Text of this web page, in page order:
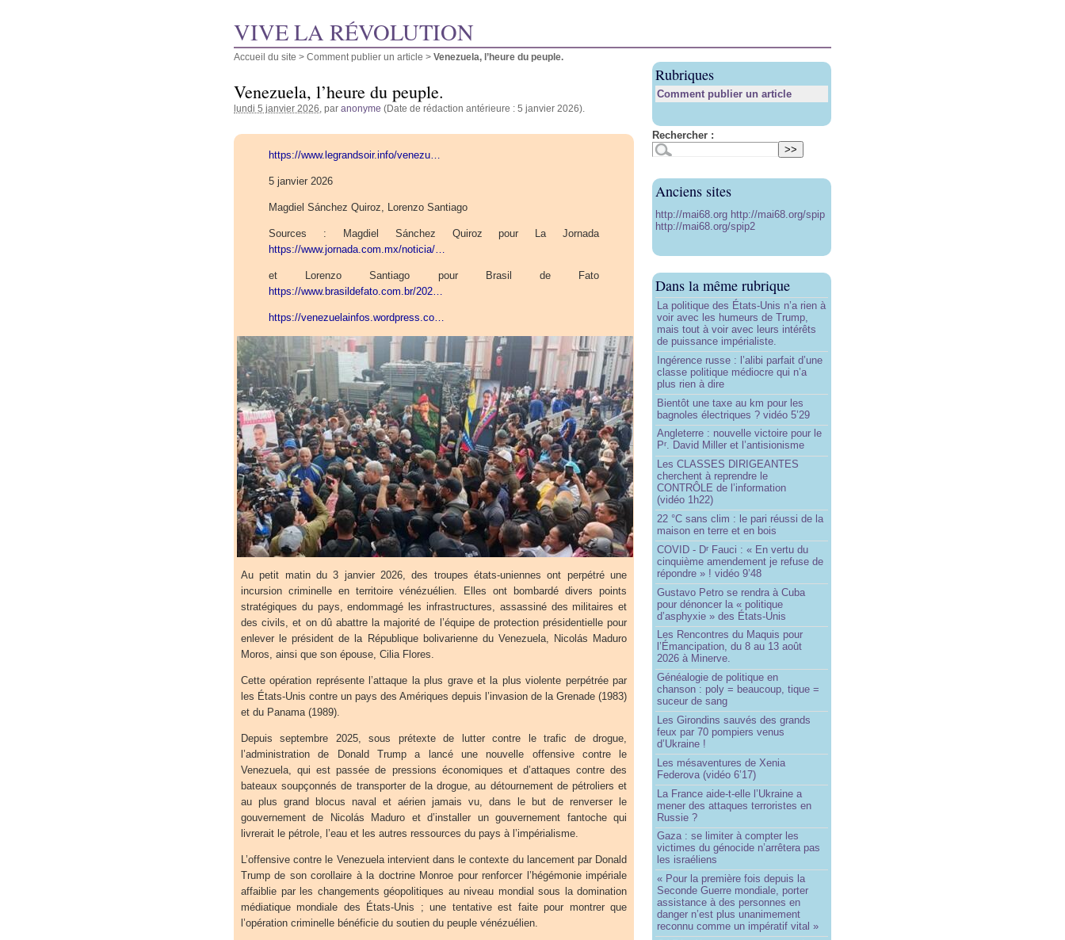
VIVE LA RÉVOLUTION
Accueil du site > Comment publier un article > Venezuela, l’heure du peuple.
Venezuela, l’heure du peuple.
lundi 5 janvier 2026 , par anonyme (Date de rédaction antérieure : 5 janvier 2026).
https://www.legrandsoir.info/venezu…
5 janvier 2026
Magdiel Sánchez Quiroz, Lorenzo Santiago
Sources : Magdiel Sánchez Quiroz pour La Jornada
https://www.jornada.com.mx/noticia/…
et Lorenzo Santiago pour Brasil de Fato
https://www.brasildefato.com.br/202…
https://venezuelainfos.wordpress.co…
Au petit matin du 3 janvier 2026, des troupes états-uniennes ont perpétré une
incursion criminelle en territoire vénézuélien. Elles ont bombardé divers points
stratégiques du pays, endommagé les infrastructures, assassiné des militaires et
des civils, et on dû abattre la majorité de l’équipe de protection présidentielle pour
enlever le président de la République bolivarienne du Venezuela, Nicolás Maduro
Moros, ainsi que son épouse, Cilia Flores.
Cette opération représente l’attaque la plus grave et la plus violente perpétrée par
les États-Unis contre un pays des Amériques depuis l’invasion de la Grenade (1983)
et du Panama (1989).
Depuis septembre 2025, sous prétexte de lutter contre le trafic de drogue,
l’administration de Donald Trump a lancé une nouvelle offensive contre le
Venezuela, qui est passée de pressions économiques et d’attaques contre des
bateaux soupçonnés de transporter de la drogue, au détournement de pétroliers et
au plus grand blocus naval et aérien jamais vu, dans le but de renverser le
gouvernement de Nicolás Maduro et d’installer un gouvernement fantoche qui
livrerait le pétrole, l’eau et les autres ressources du pays à l’impérialisme.
L’offensive contre le Venezuela intervient dans le contexte du lancement par Donald
Trump de son corollaire à la doctrine Monroe pour renforcer l’hégémonie impériale
affaiblie par les changements géopolitiques au niveau mondial sous la domination
médiatique mondiale des États-Unis ; une tentative est faite pour montrer que
l’opération criminelle bénéficie du soutien du peuple vénézuélien.
Rubriques
Comment publier un article
Rechercher :
Anciens sites
http://mai68.org http://mai68.org/spip
http://mai68.org/spip2
Dans la même rubrique
La politique des États-Unis n’a rien à
voir avec les humeurs de Trump,
mais tout à voir avec leurs intérêts
de puissance impérialiste.
Ingérence russe : l’alibi parfait d’une
classe politique médiocre qui n’a
plus rien à dire
Bientôt une taxe au km pour les
bagnoles électriques ? vidéo 5’29
Angleterre : nouvelle victoire pour le
Pr. David Miller et l’antisionisme
Les CLASSES DIRIGEANTES
cherchent à reprendre le
CONTRÔLE de l’information
(vidéo 1h22)
22 °C sans clim : le pari réussi de la
maison en terre et en bois
COVID - Dr Fauci : « En vertu du
cinquième amendement je refuse de
répondre » ! vidéo 9’48
Gustavo Petro se rendra à Cuba
pour dénoncer la « politique
d’asphyxie » des États-Unis
Les Rencontres du Maquis pour
l’Émancipation, du 8 au 13 août
2026 à Minerve.
Généalogie de politique en
chanson : poly = beaucoup, tique =
suceur de sang
Les Girondins sauvés des grands
feux par 70 pompiers venus
d’Ukraine !
Les mésaventures de Xenia
Federova (vidéo 6’17)
La France aide-t-elle l’Ukraine a
mener des attaques terroristes en
Russie ?
Gaza : se limiter à compter les
victimes du génocide n’arrêtera pas
les israéliens
« Pour la première fois depuis la
Seconde Guerre mondiale, porter
assistance à des personnes en
danger n’est plus unanimement
reconnu comme un impératif vital »